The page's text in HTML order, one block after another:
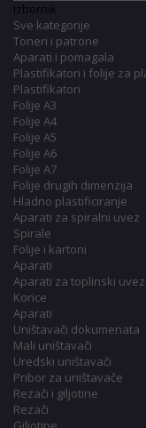
Izbornik
Sve kategorije
Toneri i patrone
Aparati i pomagala
Plastifikatori i folije za
Plastifikatori
Folije A3
Folije A4
Folije A5
Folije A6
Folije A7
Folije drugih dimenzija
Hladno plastificiranje
Aparati za spiralni uvez
Spirale
Folije i kartoni
Aparati
Aparati za toplinski uvez
Korice
Aparati
Uništavači dokumenata
Mali uništavači
Uredski uništavači
Pribor za uništavače
Rezači i giljotine
Rezači